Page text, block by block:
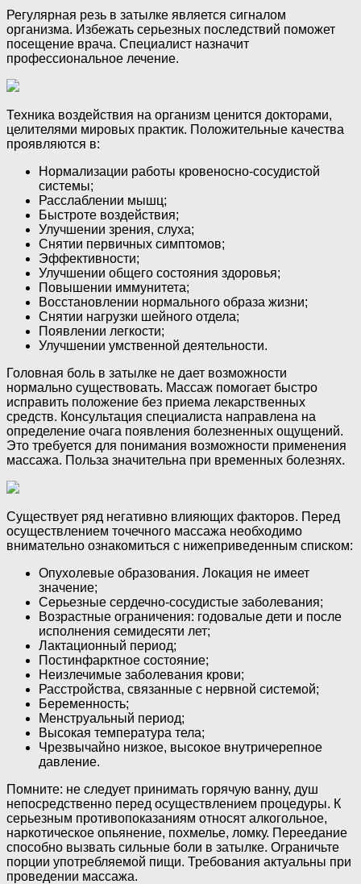
Регулярная резь в затылке является сигналом
организма. Избежать серьезных последствий поможет
посещение врача. Специалист назначит
профессиональное лечение.
Техника воздействия на организм ценится докторами,
целителями мировых практик. Положительные качества
проявляются в:
Нормализации работы кровеносно-сосудистой
системы;
Расслаблении мышц;
Быстроте воздействия;
Улучшении зрения, слуха;
Снятии первичных симптомов;
Эффективности;
Улучшении общего состояния здоровья;
Повышении иммунитета;
Восстановлении нормального образа жизни;
Снятии нагрузки шейного отдела;
Появлении легкости;
Улучшении умственной деятельности.
Головная боль в затылке не дает возможности
нормально существовать. Массаж помогает быстро
исправить положение без приема лекарственных
средств. Консультация специалиста направлена на
определение очага появления болезненных ощущений.
Это требуется для понимания возможности применения
массажа. Польза значительна при временных болезнях.
Существует ряд негативно влияющих факторов. Перед
осуществлением точечного массажа необходимо
внимательно ознакомиться с нижеприведенным списком:
Опухолевые образования. Локация не имеет
значение;
Серьезные сердечно-сосудистые заболевания;
Возрастные ограничения: годовалые дети и после
исполнения семидесяти лет;
Лактационный период;
Постинфарктное состояние;
Неизлечимые заболевания крови;
Расстройства, связанные с нервной системой;
Беременность;
Менструальный период;
Высокая температура тела;
Чрезвычайно низкое, высокое внутричерепное
давление.
Помните: не следует принимать горячую ванну, душ
непосредственно перед осуществлением процедуры. К
серьезным противопоказаниям относят алкогольное,
наркотическое опьянение, похмелье, ломку. Переедание
способно вызвать сильные боли в затылке. Ограничьте
порции употребляемой пищи. Требования актуальны при
проведении массажа.